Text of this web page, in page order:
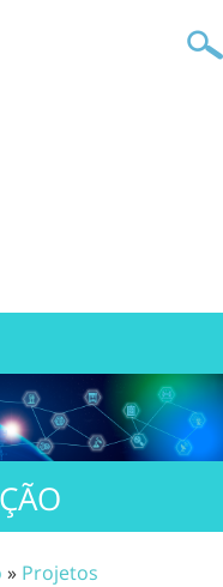
» Projetos